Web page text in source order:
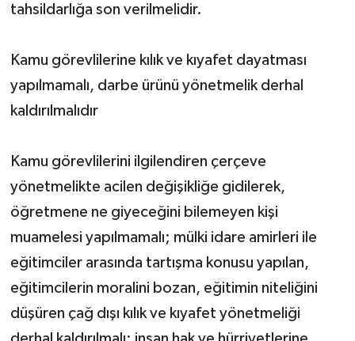
tahsildarlığa son verilmelidir.
Kamu görevlilerine kılık ve kıyafet dayatması
yapılmamalı, darbe ürünü yönetmelik derhal
kaldırılmalıdır
Kamu görevlilerini ilgilendiren çerçeve
yönetmelikte acilen değişikliğe gidilerek,
öğretmene ne giyeceğini bilemeyen kişi
muamelesi yapılmamalı; mülki idare amirleri ile
eğitimciler arasında tartışma konusu yapılan,
eğitimcilerin moralini bozan, eğitimin niteliğini
düşüren çağ dışı kılık ve kıyafet yönetmeliği